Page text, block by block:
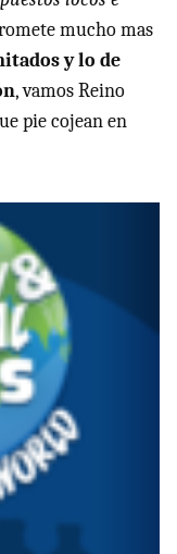
mucho mas
y lo de
, vamos Reino
pie cojean en